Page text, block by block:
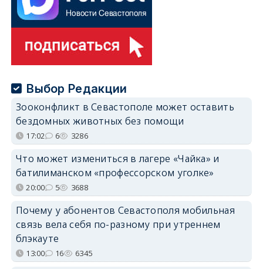
Выбор Редакции
Зооконфликт в Севастополе может оставить
бездомных животных без помощи
17:02 6 3286
Что может измениться в лагере «Чайка» и
батилиманском «профессорском уголке»
20:00 5 3688
Почему у абонентов Севастополя мобильная
связь вела себя по-разному при утреннем
блэкауте
13:00 16 6345